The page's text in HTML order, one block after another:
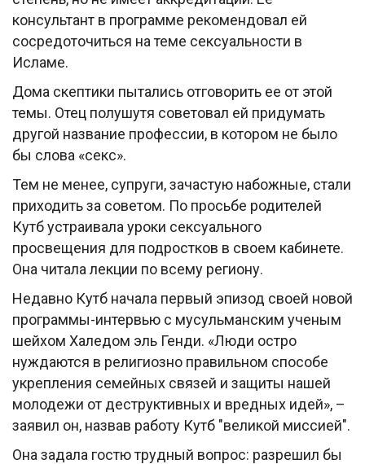
консультант в программе рекомендовал ей
сосредоточиться на теме сексуальности в
Исламе.
Дома скептики пытались отговорить ее от этой
темы. Отец полушутя советовал ей придумать
другой название профессии, в котором не было
бы слова «секс».
Тем не менее, супруги, зачастую набожные, стали
приходить за советом. По просьбе родителей
Кутб устраивала уроки сексуального
просвещения для подростков в своем кабинете.
Она читала лекции по всему региону.
Недавно Кутб начала первый эпизод своей новой
программы-интервью с мусульманским ученым
шейхом Халедом эль Генди. «Люди остро
нуждаются в религиозно правильном способе
укрепления семейных связей и защиты нашей
молодежи от деструктивных и вредных идей», –
заявил он, назвав работу Кутб "великой миссией".
Она задала гостю трудный вопрос: разрешил бы